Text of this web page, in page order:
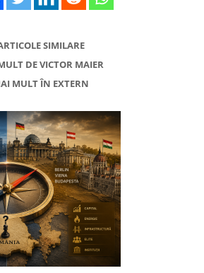
SIMILARE
DE VICTOR MAIER
MULT ÎN EXTERN